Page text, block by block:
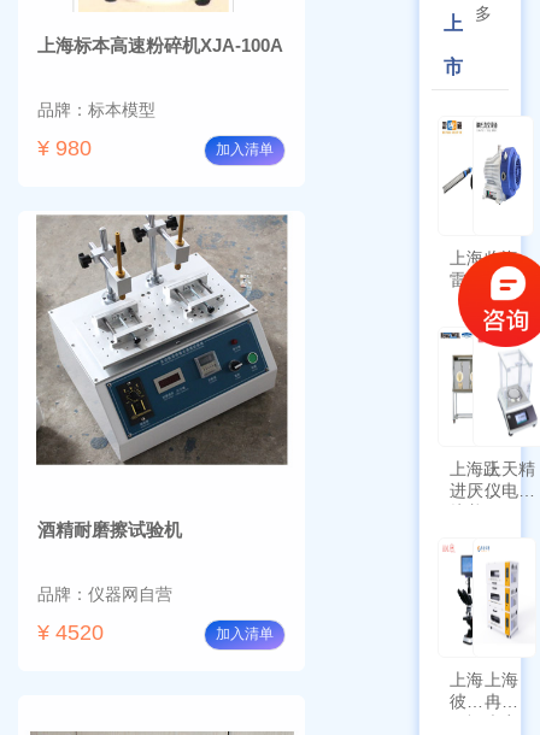
上海标本高速粉碎机XJA-100A
品牌：标本模型
¥ 980 加入清单
酒精耐磨擦试验机
品牌：仪器网自营
¥ 4520 加入清单
上
市
多
上海
雷磁
\WZB-
177Y
符合
新国
标带
功能
临海
谭氏
干式
涡旋
泵
SPL-
10
上海跃
进厌氧
培养箱
III-T
上天精
仪电子
带审计
追踪功
能
上海
彼爱
姆视
上海
冉绘
大容